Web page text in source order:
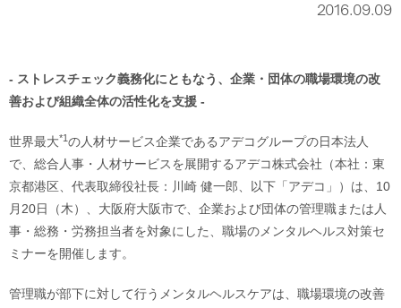
2016.09.09
- ストレスチェック義務化にともなう、企業・団体の職場環境の改
善および組織全体の活性化を支援 -
世界最大*1の人材サービス企業であるアデコグループの日本法人
で、総合人事・人材サービスを展開するアデコ株式会社（本社：東
京都港区、代表取締役社長：川崎 健一郎、以下「アデコ」）は、10
月20日（木）、大阪府大阪市で、企業および団体の管理職または人
事・総務・労務担当者を対象にした、職場のメンタルヘルス対策セ
ミナーを開催します。
管理職が部下に対して行うメンタルヘルスケアは、職場環境の改善